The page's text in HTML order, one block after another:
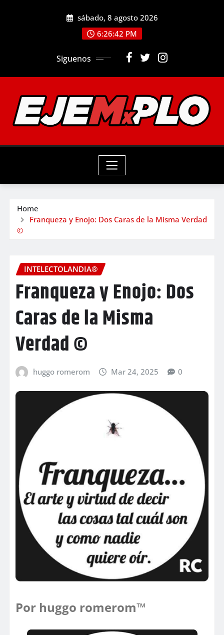
sábado, 8 agosto 2026
6:26:43 PM
Siguenos
Home
Franqueza y Enojo: Dos Caras de la Misma Verdad
©
INTELECTOLANDIA®
Franqueza y Enojo: Dos
Caras de la Misma
Verdad ©
huggo romerom Mar 24, 2025 0
Por huggo romerom™